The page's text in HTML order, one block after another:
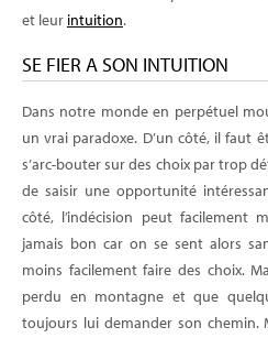
et leur intuition.
SE FIER A SON INTUITION
Dans notre monde en perpétuel
un vrai paradoxe. D’un côté, il faut
s’arc-bouter sur des choix par trop
de saisir une opportunité
côté, l’indécision peut facilement
jamais bon car on se sent alors
moins facilement faire des choix.
perdu en montagne et que
toujours lui demander son chemin.